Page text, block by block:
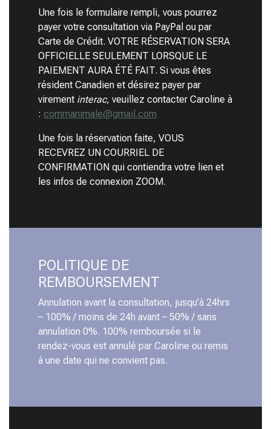
Une fois le formulaire rempli, vous pourrez
payer votre consultation via PayPal ou par
Carte de Crédit. VOTRE RÉSERVATION SERA
OFFICIELLE SEULEMENT LORSQUE LE
PAIEMENT AURA ÉTÉ FAIT. Si vous êtes
résident Canadien et désirez payer par
virement interac, veuillez contacter Caroline à
: commanimale@gmail.com
Une fois la réservation faite, VOUS
RECEVREZ UN COURRIEL DE
CONFIRMATION qui contiendra votre lien et
les infos de connexion ZOOM.
POLITIQUE DE
REMBOURSEMENT
Annulation avant la consultation, jusqu’à 24hrs
– 100% / moins de 24h avant – 50% / sans
annulation 0%. 100% remboursée si le
rendez-vous est annulé par Caroline ou remis
à une date qui ne convient pas.